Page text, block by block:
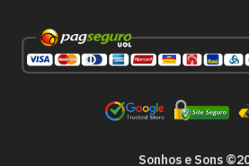
Sonhos e Sons